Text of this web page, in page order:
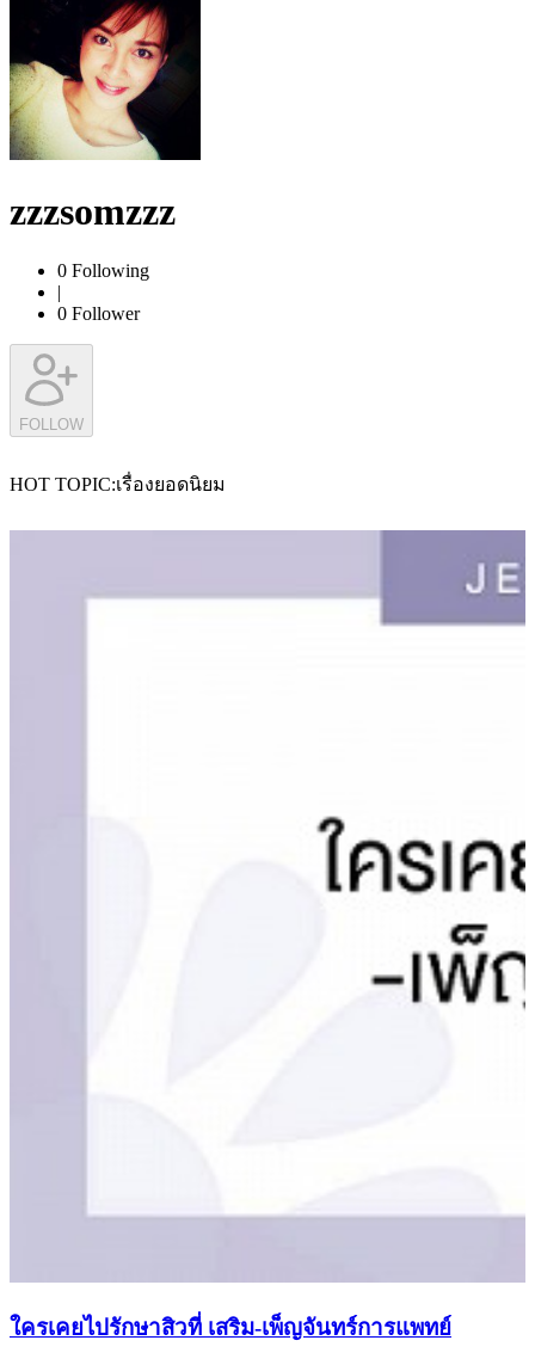
zzzsomzzz
0 Following
|
0 Follower
FOLLOW
HOT TOPIC เรื่องยอดนิยม
ใครเคยไปรักษาสิวที่ เสริม-เพ็ญจันทร์การแพทย์